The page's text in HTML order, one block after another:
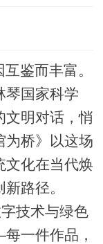
鉴而丰富。
琴国家科学
文明对话，悄
桥》以这场
文化在当代焕
路径。
技术与绿色
一件作品，